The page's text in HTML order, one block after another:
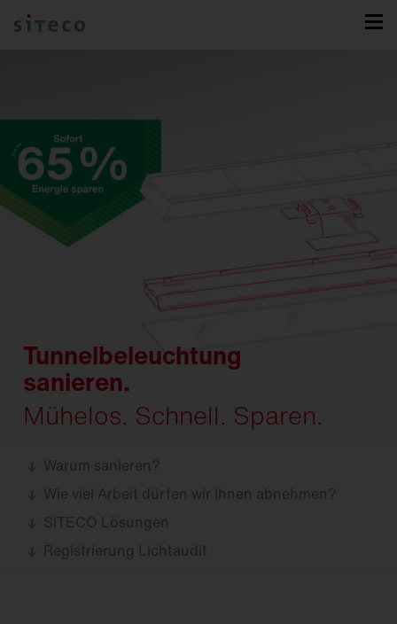
Tunnelbeleuchtung
sanieren.
Mühelos. Schnell. Sparen.
Warum sanieren?
Wie viel Arbeit dürfen wir Ihnen abnehmen?
SITECO Lösungen
Registrierung Lichtaudit